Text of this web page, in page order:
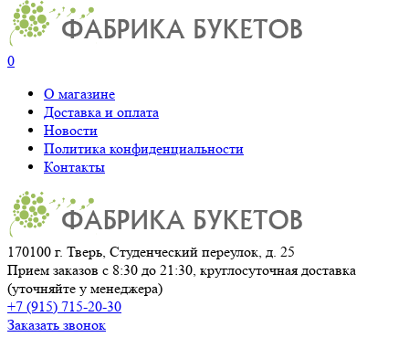
0
О магазине
Доставка и оплата
Новости
Политика конфиденциальности
Контакты
170100 г. Тверь, Студенческий переулок, д. 25
Прием заказов с 8:30 до 21:30, круглосуточная доставка
(уточняйте у менеджера)
+7 (915) 715-20-30
Заказать звонок